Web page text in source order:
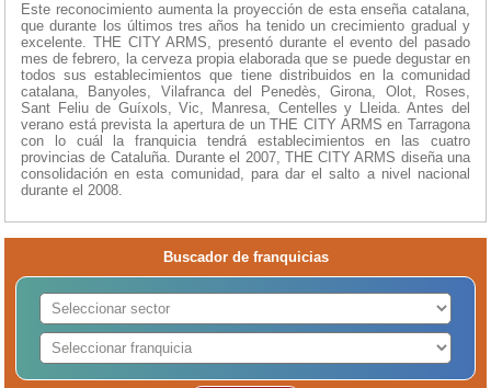
Este reconocimiento aumenta la proyección de esta enseña catalana,
que durante los últimos tres años ha tenido un crecimiento gradual y
excelente. THE CITY ARMS, presentó durante el evento del pasado
mes de febrero, la cerveza propia elaborada que se puede degustar en
todos sus establecimientos que tiene distribuidos en la comunidad
catalana, Banyoles, Vilafranca del Penedès, Girona, Olot, Roses,
Sant Feliu de Guíxols, Vic, Manresa, Centelles y Lleida. Antes del
verano está prevista la apertura de un THE CITY ARMS en Tarragona
con lo cuál la franquicia tendrá establecimientos en las cuatro
provincias de Cataluña. Durante el 2007, THE CITY ARMS diseña una
consolidación en esta comunidad, para dar el salto a nivel nacional
durante el 2008.
Buscador de franquicias